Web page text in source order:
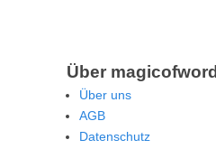
Über magicofword
Über uns
AGB
Datenschutz